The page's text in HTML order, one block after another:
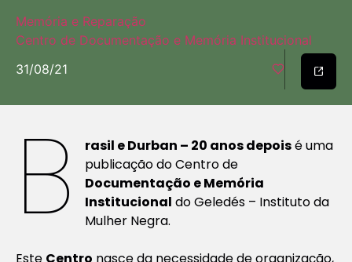
Memória e Reparação
Centro de Documentação e Memória Institucional
31/08/21
B rasil e Durban – 20 anos depoisé uma
publicação do Centro de
Documentação e Memória
Institucional do Geledés – Instituto da
Mulher Negra.
Este Centro nasce da necessidade de organização,